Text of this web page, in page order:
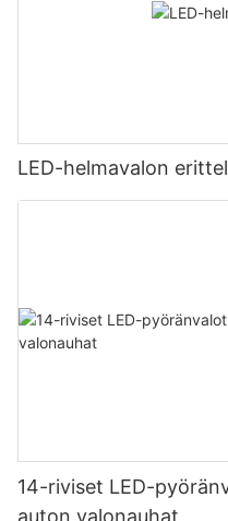
LED-helmavalon
14-riviset LED-
auton valonauhat